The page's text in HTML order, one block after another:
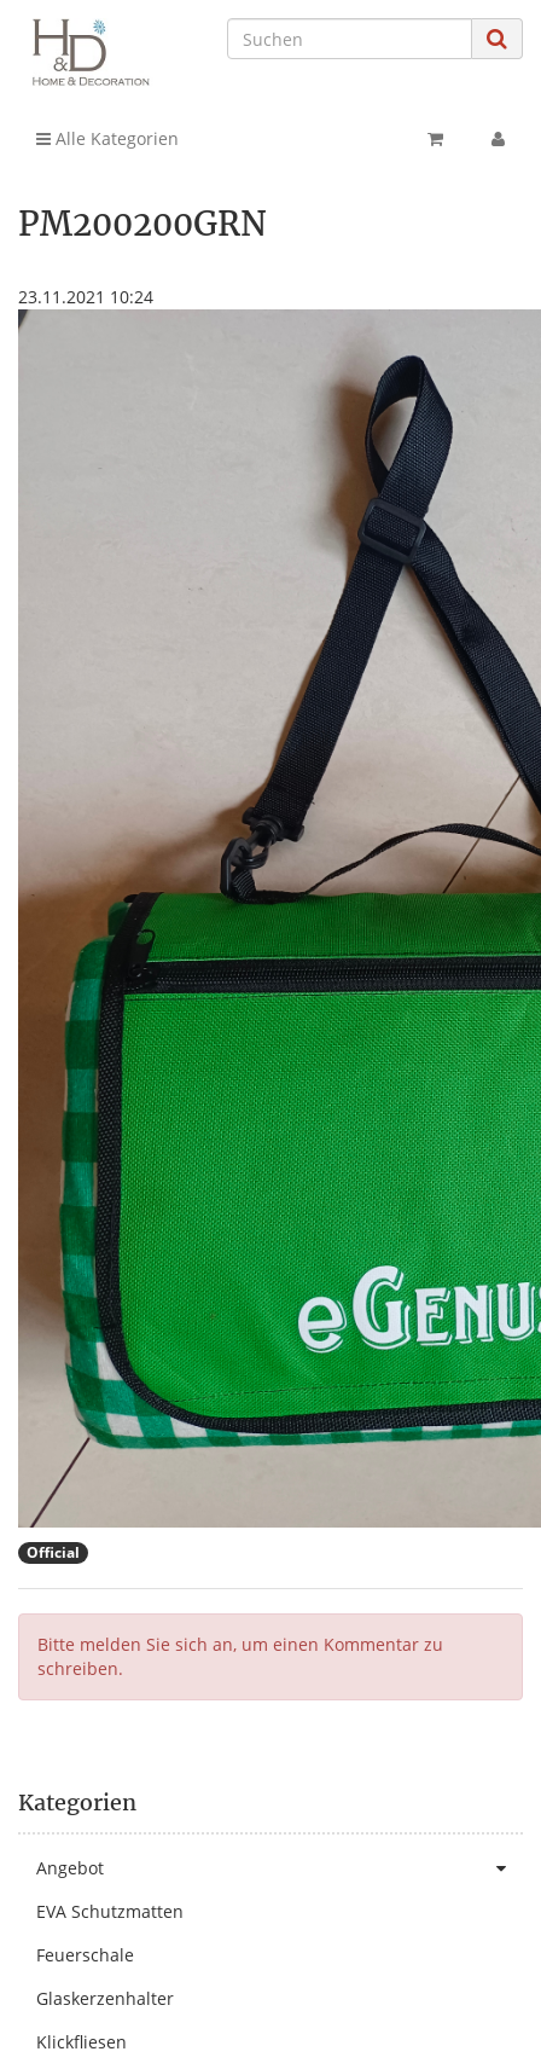
Alle Kategorien
PM200200GRN
23.11.2021 10:24
Official
Bitte melden Sie sich an, um einen Kommentar zu
schreiben.
Kategorien
Angebot
EVA Schutzmatten
Feuerschale
Glaskerzenhalter
Klickfliesen